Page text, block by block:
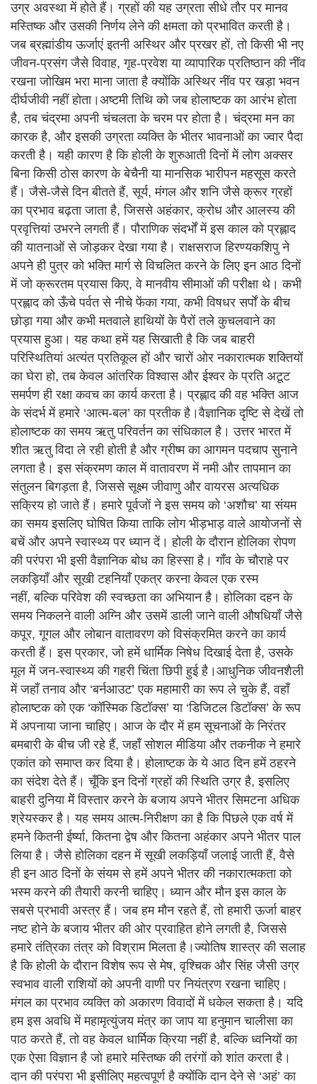
उग्र अवस्था में होते हैं। ग्रहों की यह उग्रता सीधे तौर पर मानव
मस्तिष्क और उसकी निर्णय लेने की क्षमता को प्रभावित करती है।
जब ब्रह्मांडीय ऊर्जाएं इतनी अस्थिर और प्रखर हों, तो किसी भी नए
जीवन-प्रसंग जैसे विवाह, गृह-प्रवेश या व्यापारिक प्रतिष्ठान की नींव
रखना जोखिम भरा माना जाता है क्योंकि अस्थिर नींव पर खड़ा भवन
दीर्घजीवी नहीं होता।अष्टमी तिथि को जब होलाष्टक का आरंभ होता
है, तब चंद्रमा अपनी चंचलता के चरम पर होता है। चंद्रमा मन का
कारक है, और इसकी उग्रता व्यक्ति के भीतर भावनाओं का ज्वार पैदा
करती है। यही कारण है कि होली के शुरुआती दिनों में लोग अक्सर
बिना किसी ठोस कारण के बेचैनी या मानसिक भारीपन महसूस करते
हैं। जैसे-जैसे दिन बीतते हैं, सूर्य, मंगल और शनि जैसे क्रूर ग्रहों
का प्रभाव बढ़ता जाता है, जिससे अहंकार, क्रोध और आलस्य की
प्रवृत्तियां उभरने लगती हैं। पौराणिक संदर्भों में इस काल को प्रह्लाद
की यातनाओं से जोड़कर देखा गया है। राक्षसराज हिरण्यकशिपु ने
अपने ही पुत्र को भक्ति मार्ग से विचलित करने के लिए इन आठ दिनों
में जो क्रूरतम प्रयास किए, वे मानवीय सीमाओं की परीक्षा थे। कभी
प्रह्लाद को ऊँचे पर्वत से नीचे फेंका गया, कभी विषधर सर्पों के बीच
छोड़ा गया और कभी मतवाले हाथियों के पैरों तले कुचलवाने का
प्रयास हुआ। यह कथा हमें यह सिखाती है कि जब बाहरी
परिस्थितियां अत्यंत प्रतिकूल हों और चारों ओर नकारात्मक शक्तियों
का घेरा हो, तब केवल आंतरिक विश्वास और ईश्वर के प्रति अटूट
समर्पण ही रक्षा कवच का कार्य करता है। प्रह्लाद की वह भक्ति आज
के संदर्भ में हमारे ‘आत्म-बल’ का प्रतीक है।वैज्ञानिक दृष्टि से देखें तो
होलाष्टक का समय ऋतु परिवर्तन का संधिकाल है। उत्तर भारत में
शीत ऋतु विदा ले रही होती है और ग्रीष्म का आगमन पदचाप सुनाने
लगता है। इस संक्रमण काल में वातावरण में नमी और तापमान का
संतुलन बिगड़ता है, जिससे सूक्ष्म जीवाणु और वायरस अत्यधिक
सक्रिय हो जाते हैं। हमारे पूर्वजों ने इस समय को ‘अशौच’ या संयम
का समय इसलिए घोषित किया ताकि लोग भीड़भाड़ वाले आयोजनों से
बचें और अपने स्वास्थ्य पर ध्यान दें। होली के दौरान होलिका रोपण
की परंपरा भी इसी वैज्ञानिक बोध का हिस्सा है। गाँव के चौराहे पर
लकड़ियाँ और सूखी टहनियाँ एकत्र करना केवल एक रस्म
नहीं, बल्कि परिवेश की स्वच्छता का अभियान है। होलिका दहन के
समय निकलने वाली अग्नि और उसमें डाली जाने वाली औषधियाँ जैसे
कपूर, गूगल और लोबान वातावरण को विसंक्रमित करने का कार्य
करती हैं। इस प्रकार, जो हमें धार्मिक निषेध दिखाई देता है, उसके
मूल में जन-स्वास्थ्य की गहरी चिंता छिपी हुई है।आधुनिक जीवनशैली
में जहाँ तनाव और ‘बर्नआउट’ एक महामारी का रूप ले चुके हैं, वहाँ
होलाष्टक को एक ‘कॉस्मिक डिटॉक्स’ या ‘डिजिटल डिटॉक्स’ के रूप
में अपनाया जाना चाहिए। आज के दौर में हम सूचनाओं के निरंतर
बमबारी के बीच जी रहे हैं, जहाँ सोशल मीडिया और तकनीक ने हमारे
एकांत को समाप्त कर दिया है। होलाष्टक के ये आठ दिन हमें ठहरने
का संदेश देते हैं। चूँकि इन दिनों ग्रहों की स्थिति उग्र है, इसलिए
बाहरी दुनिया में विस्तार करने के बजाय अपने भीतर सिमटना अधिक
श्रेयस्कर है। यह समय आत्म-निरीक्षण का है कि पिछले एक वर्ष में
हमने कितनी ईर्ष्या, कितना द्वेष और कितना अहंकार अपने भीतर पाल
लिया है। जैसे होलिका दहन में सूखी लकड़ियाँ जलाई जाती हैं, वैसे
ही इन आठ दिनों के संयम से हमें अपने भीतर की नकारात्मकता को
भस्म करने की तैयारी करनी चाहिए। ध्यान और मौन इस काल के
सबसे प्रभावी अस्त्र हैं। जब हम मौन रहते हैं, तो हमारी ऊर्जा बाहर
नष्ट होने के बजाय भीतर की ओर प्रवाहित होने लगती है, जिससे
हमारे तंत्रिका तंत्र को विश्राम मिलता है।ज्योतिष शास्त्र की सलाह
है कि होली के दौरान विशेष रूप से मेष, वृश्चिक और सिंह जैसी उग्र
स्वभाव वाली राशियों को अपनी वाणी पर नियंत्रण रखना चाहिए।
मंगल का प्रभाव व्यक्ति को अकारण विवादों में धकेल सकता है। यदि
हम इस अवधि में महामृत्युंजय मंत्र का जाप या हनुमान चालीसा का
पाठ करते हैं, तो वह केवल धार्मिक क्रिया नहीं है, बल्कि ध्वनियों का
एक ऐसा विज्ञान है जो हमारे मस्तिष्क की तरंगों को शांत करता है।
दान की परंपरा भी इसीलिए महत्वपूर्ण है क्योंकि दान देने से ‘अहं’ का